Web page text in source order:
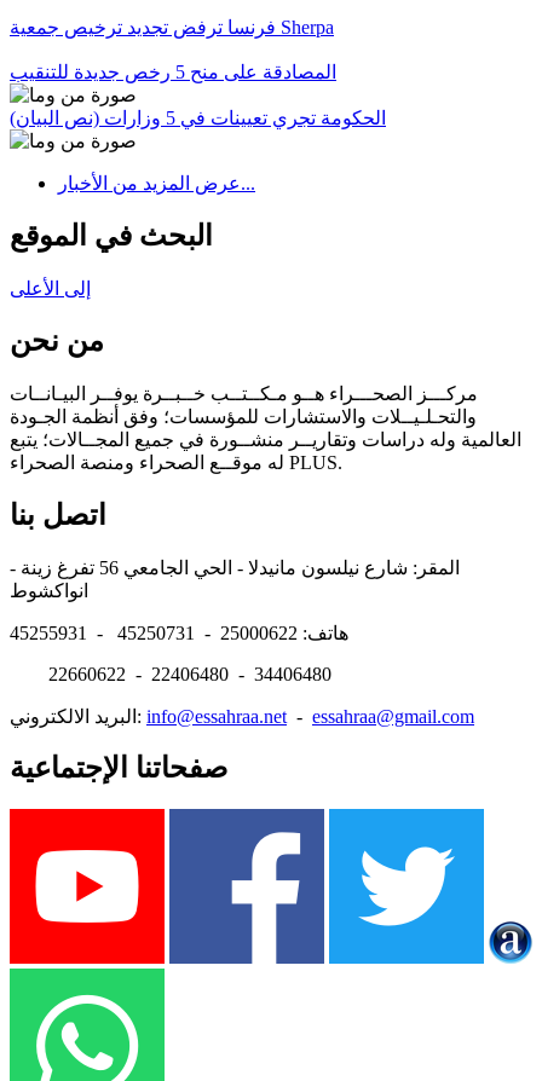
فرنسا ترفض تجديد ترخيص جمعية Sherpa
المصادقة على منح 5 رخص جديدة للتنقيب
الحكومة تجري تعيينات في 5 وزارات (نص البيان)
عرض المزيد من الأخبار...
البحث في الموقع
إلى الأعلى
من نحن
مركـــز الصحـــراء هــو مـكــتــب خــبــرة يوفــر البيـانــات
والتحـلـيــلات والاستشارات للمؤسسات؛ وفق أنظمة الجـودة
العالمية وله دراسات وتقاريــر منشــورة في جميع المجــالات؛ يتبع
له موقــع الصحراء ومنصة الصحراء PLUS.
اتصل بنا
المقر: شارع نيلسون مانيدلا - الحي الجامعي 56 تفرغ زينة -
هاتف: 25000622 - 45250731 - 45255931
22660622 - 22406480 - 34406480
البريد الالكتروني: info@essahraa.net - essahraa@gmail.com
صفحاتنا الإجتماعية